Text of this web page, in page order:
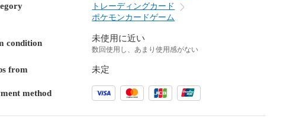
トレーディングカード
ポケモンカードゲーム
condition 未使用に近い
数回使用し、あまり使用感がない
from 未定
method